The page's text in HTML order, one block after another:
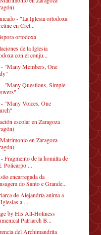
- "La Iglesia ortodoxa
en Cret...
ortodoxa
de la Iglesia
con el conju...
"Many Members, One
"Many Questions, Simple
"Many Voices, One
escolar en Zaragoza
en Zaragoza
Fragmento de la homilía de
Policarpo ...
encarregada da
do Santo e Grande...
de Alejandría anima a
a ...
by His All-Holiness
Patriarch B...
del Archimandrita